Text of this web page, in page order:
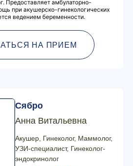
Предоставляет амбулаторно-
при акушерско-гинекологических
ведением беременности.
НА ПРИЕМ
Сябро
Анна Витальевна
Акушер, Гинеколог, Маммолог,
УЗИ-специалист, Гинеколог-
эндокринолог